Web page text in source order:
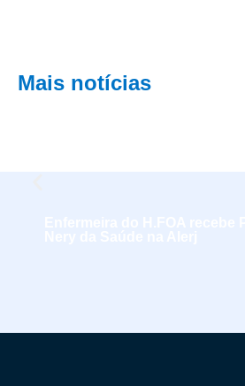
Mais notícias